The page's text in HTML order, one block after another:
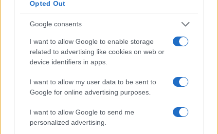
Opted Out
Google consents
I want to allow Google to enable storage
related to advertising like cookies on web or
device identifiers in apps.
I want to allow my user data to be sent to
Google for online advertising purposes.
I want to allow Google to send me
personalized advertising.
Intelligence Division (NID), l’unité d’espionnage de la
marine britannique, ont récupéré les codes secrets de la
marine française à bord du sous-marin. Ces documents de
grande importance ont été acheminés à Bletchley Park, en
Angleterre, où Alan Turing et son équipe sont parvenus à
déchiffrer les messages cryptés de l’Allemagne envoyés
par Enigma.